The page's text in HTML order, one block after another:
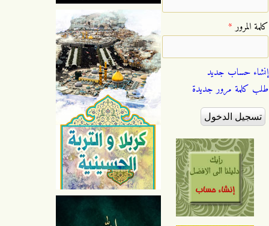
‏كلمة المرور ‏*
إنشاء حساب جديد
طلب كلمة مرور جديدة